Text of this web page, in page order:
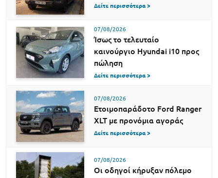
Δείτε περισσότερα >
07/08/2026
Ίσως το τελευταίο
καινούργιο Hyundai i10 προς
πώληση
Δείτε περισσότερα >
07/08/2026
Ετοιμοπαράδοτο Ford Ranger
XLT με προνόμια αγοράς
Δείτε περισσότερα >
07/08/2026
Οι οδηγοί κήρυξαν πόλεμο